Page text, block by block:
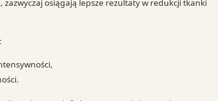
osiągają lepsze rezultaty w redukcji tkanki